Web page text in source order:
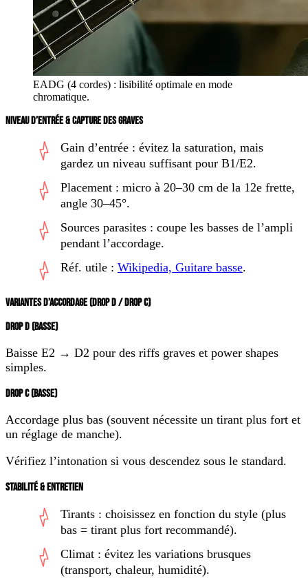
EADG (4 cordes) : lisibilité optimale en mode
chromatique.
NIVEAU D’ENTRÉE & CAPTURE DES GRAVES
Gain d’entrée : évitez la saturation, mais
gardez un niveau suffisant pour B1/E2.
Placement : micro à 20–30 cm de la 12e frette,
angle 30–45°.
Sources parasites : coupe les basses de l’ampli
pendant l’accordage.
Réf. utile : Wikipedia, Guitare basse.
VARIANTES D’ACCORDAGE (DROP D / DROP C)
DROP D (BASSE)
Baisse E2 → D2 pour des riffs graves et power shapes
simples.
DROP C (BASSE)
Accordage plus bas (souvent nécessite un tirant plus fort et
un réglage de manche).
Vérifiez l’intonation si vous descendez sous le standard.
STABILITÉ & ENTRETIEN
Tirants : choisissez en fonction du style (plus
bas = tirant plus fort recommandé).
Climat : évitez les variations brusques
(transport, chaleur, humidité).